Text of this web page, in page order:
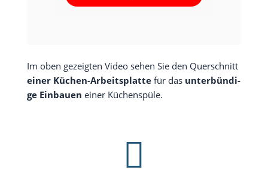
Im oben gezeig­ten Video sehen Sie den Quer­schnitt
einer Küchen-Arbeits­plat­tefür das unter­bün­di­
ge Ein­bau­en einer Küchenspüle.
